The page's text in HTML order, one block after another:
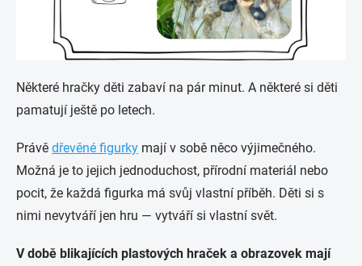
Některé hračky děti zabaví na pár minut. A některé si děti
pamatují ještě po letech.
Právě dřevěné figurky mají v sobě něco výjimečného.
Možná je to jejich jednoduchost, přírodní materiál nebo
pocit, že každá figurka má svůj vlastní příběh. Děti si s
nimi nevytváří jen hru — vytváří si vlastní svět.
V době blikajících plastových hraček a obrazovek mají